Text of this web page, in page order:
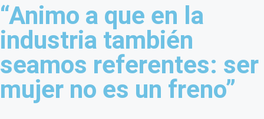
“Animo a que en la
industria también
seamos referentes: ser
mujer no es un freno”